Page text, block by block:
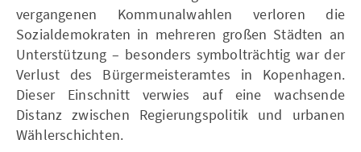
vergangenen Kommunalwahlen verloren die
Sozialdemokraten in mehreren großen Städten an
Unterstützung – besonders symbolträchtig war der
Verlust des Bürgermeisteramtes in Kopenhagen.
Dieser Einschnitt verwies auf eine wachsende
Distanz zwischen Regierungspolitik und urbanen
Wählerschichten.